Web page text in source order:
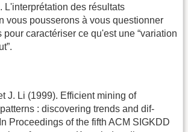
L'interprétation des résultats
vous pousserons à vous questionner
pour caractériser ce qu'est une “variation
J. Li (1999). Efficient mining of
: discovering trends and dif-
Proceedings of the fifth ACM SIGKDD